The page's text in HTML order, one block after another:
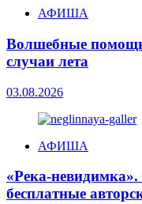
АФИША
Волшебные
случаи лета
03.08.2026
АФИША
«Река-
бесплатные